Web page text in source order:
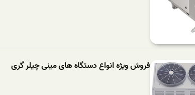
فروش ویژه انواع دستگاه های مینی چیلر گری